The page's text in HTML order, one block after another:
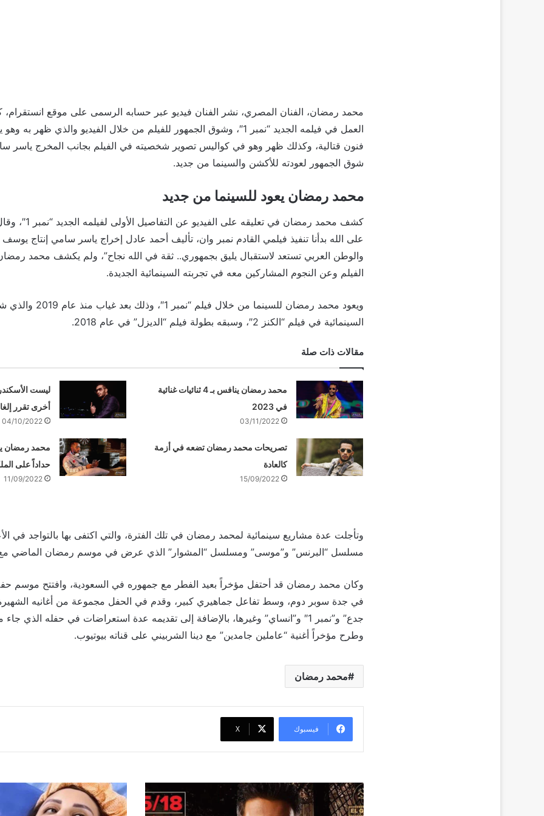
محمد رمضان، الفنان المصري، نشر الفنان فيديو عبر حسابه الرسمى على موقع
العمل في فيلمه الجديد “نمبر 1″، وشوق الجمهور للفيلم من خلال الفيديو والذي
فنون قتالية، وكذلك ظهر وهو في كواليس تصوير شخصيته في الفيلم بجانب المخرج ياسر
شوق الجمهور لعودته للأكشن والسينما من جديد.
محمد رمضان يعود للسينما من جديد
كشف محمد رمضان في
على الله بدأنا تنفيذ فيلمي القادم نمبر وان، تأليف أحمد عادل إخراج ياسر سامي إنتاج
والوطن العربي تستعد لاستقبال يليق بجمهوري.. ثقة في الله نجاح”، ولم يكشف محمد
الفيلم وعن النجوم المشاركين معه في تجربته السينمائية الجديدة.
ويعود محمد رمضان للسينما
السينمائية في فيلم “الكنز 2″، وسبقه بطولة فيلم “الديزل” في عام 2018.
مقالات ذات صلة
محمد رمضان ينافس بـ 4 ثنائيات غنائية
في 2023
03/11/2022
ليست
أخرى تقرر
04/10/2022
تصريحات محمد رمضان تضعه في أزمة
كالعادة
15/09/2022
محمد رمضان
حداداً على
11/09/2022
وتأجلت عدة مشاريع سينمائية لمحمد رمضان في تلك الفترة، والتي اكتفى بها بالتواجد في
مسلسل “البرنس” و”موسى” ومسلسل “المشوار” الذي عرض في موسم رمضان الماضي مع
في جدة سوبر دوم، وسط تفاعل جماهيري كبير، وقدم في الحفل مجموعة من أغانيه الشهيرة
جدع” و”نمبر 1″ و”انساي” وغيرها، بالإضافة إلى تقديمه عدة استعراضات في حفله الذي
وطرح مؤخراً أغنية “عاملين جامدين” مع دينا الشربيني على قناته بيوتيوب.
محمد رمضان
فيسبوك ‫X
إلغاء
العرض
الخاص
بعد
تألقها
في